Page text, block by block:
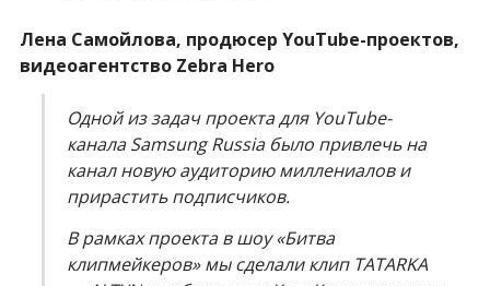
Лена Самойлова, продюсер YouTube-проектов,
видеоагентство Zebra Hero
Одной из задач проекта для YouTube-
канала Samsung Russia было привлечь на
канал новую аудиторию миллениалов и
прирастить подписчиков.
В рамках проекта в шоу «Битва
клипмейкеров» мы сделали клип TATARKA